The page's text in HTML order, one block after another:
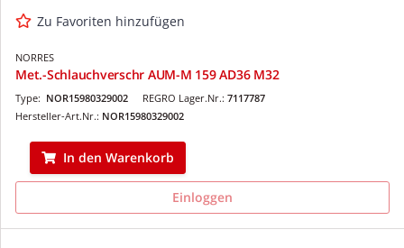
Zu Favoriten hinzufügen
NORRES
Met.-Schlauchverschr AUM-M 159 AD36 M32
REGRO Lager.Nr.: 7117787
Type: NOR15980329002
Hersteller-Art.Nr.: NOR15980329002
In den Warenkorb
Einloggen